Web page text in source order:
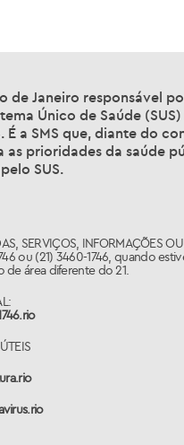
de Janeiro responsável
Único de Saúde
a SMS que, diante do
prioridades da saúde
SUS.
SERVIÇOS, INFORMAÇÕES
ou (21) 3460-1746, quando
de área diferente do 21.